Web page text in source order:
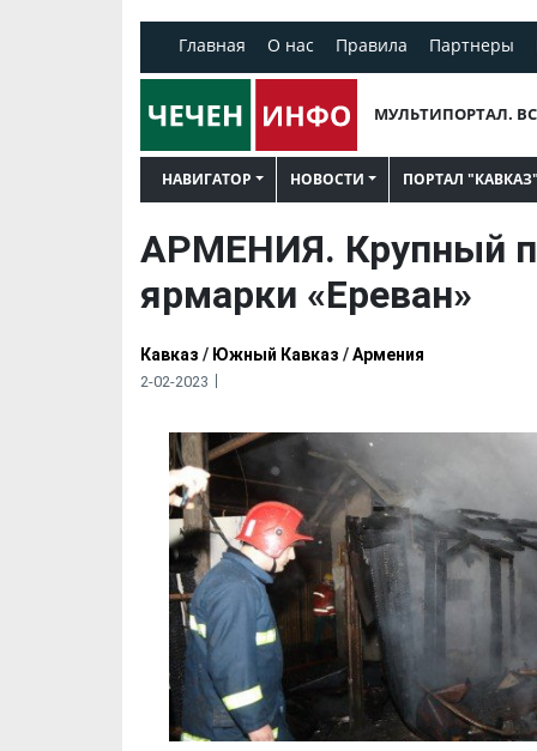
Главная О нас Правила Партнеры
МУЛЬТИПОРТАЛ.
НАВИГАТОР НОВОСТИ ПОРТАЛ "КАВКАЗ"
АРМЕНИЯ. Крупный
ярмарки «Ереван»
Кавказ / Южный Кавказ /Армения
2-02-2023